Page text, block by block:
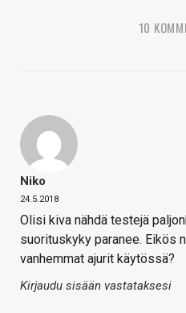
10
Niko
24.5.2018
Olisi kiva nähdä testejä
suorituskyky paranee. Eikös
vanhemmat ajurit käytössä?
Kirjaudu sisään vastataksesi